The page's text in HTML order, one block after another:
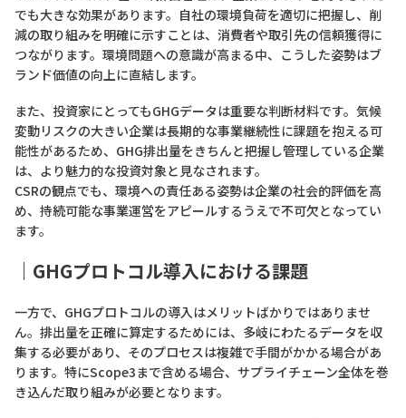
でも大きな効果があります。自社の環境負荷を適切に把握し、削
減の取り組みを明確に示すことは、消費者や取引先の信頼獲得に
つながります。環境問題への意識が高まる中、こうした姿勢はブ
ランド価値の向上に直結します。
また、投資家にとってもGHGデータは重要な判断材料です。気候
変動リスクの大きい企業は長期的な事業継続性に課題を抱える可
能性があるため、GHG排出量をきちんと把握し管理している企業
は、より魅力的な投資対象と見なされます。
CSRの観点でも、環境への責任ある姿勢は企業の社会的評価を高
め、持続可能な事業運営をアピールするうえで不可欠となってい
ます。
｜GHGプロトコル導入における課題
一方で、GHGプロトコルの導入はメリットばかりではありませ
ん。排出量を正確に算定するためには、多岐にわたるデータを収
集する必要があり、そのプロセスは複雑で手間がかかる場合があ
ります。特にScope3まで含める場合、サプライチェーン全体を巻
き込んだ取り組みが必要となります。